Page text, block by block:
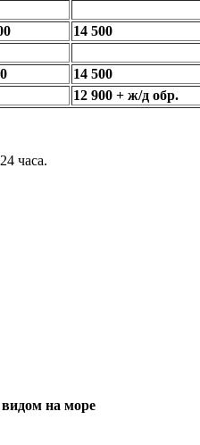
14 500
14 500
12 900 + ж/д обр.
часа.
на море